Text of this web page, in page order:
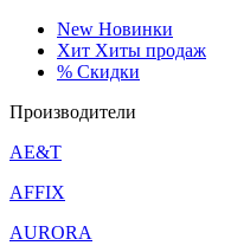
New Новинки
Хит Хиты продаж
% Скидки
Производители
AE&T
AFFIX
AURORA